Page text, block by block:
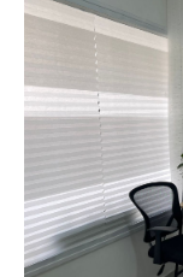
תקשורת